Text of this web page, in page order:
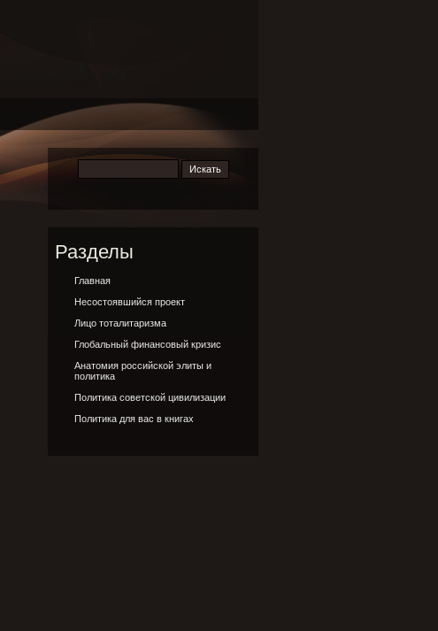
Разделы
Главная
Несостоявшийся проект
Лицо тоталитаризма
Глобальный финансовый кризис
Анатомия российской элиты и
политика
Политика советской цивилизации
Политика для вас в книгах